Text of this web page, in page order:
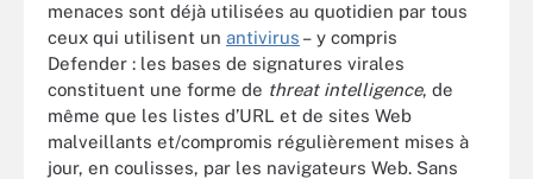
menaces sont déjà utilisées au quotidien par tous
ceux qui utilisent un antivirus – y compris
Defender : les bases de signatures virales
constituent une forme de threat intelligence, de
même que les listes d’URL et de sites Web
malveillants et/compromis régulièrement mises à
jour, en coulisses, par les navigateurs Web. Sans